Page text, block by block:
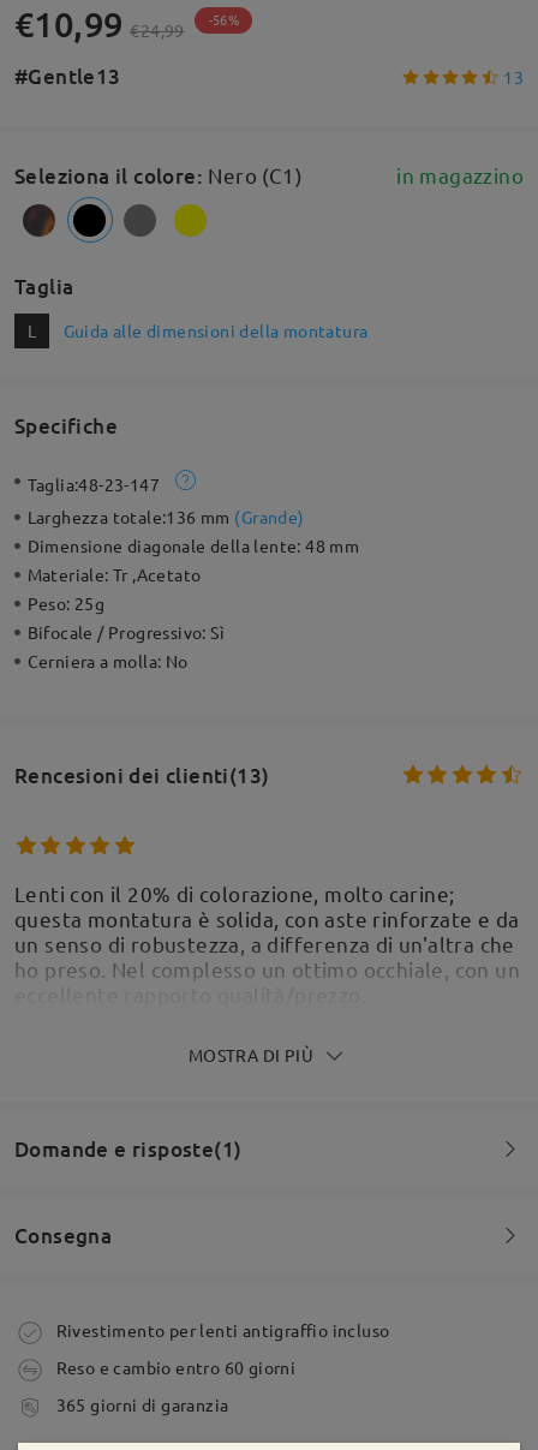
€10,99 €24,99 -56%
#Gentle13 13
Seleziona il colore: Nero (C1) in magazzino
Taglia
L Guida alle dimensioni della montatura
Specifiche
Taglia:48-23-147
Larghezza totale:136 mm (Grande)
Dimensione diagonale della lente:48 mm
Materiale:Tr ,Acetato
Peso: 25g
Bifocale / Progressivo:Sì
Cerniera a molla: No
Rencesioni dei clienti(13)
Lenti con il 20% di colorazione, molto carine;
questa montatura è solida, con aste rinforzate e da
un senso di robustezza, a differenza di un'altra che
ho preso. Nel complesso un ottimo occhiale, con un
un po’ piccola rispetto a come lo avevo
immaginato, ma tutto sommato non mi sta male. Lo
uso soprattutto alla guida. Per ora sono
soddisfatto.
bySimoneonJun 24 , 2026
MOSTRA DI PIÙ
Domande e risposte(1)
alla lente o comprende anche la circonferenza della
montatura, oppure come si vede in descrizione
dall’interno della lente all’esterno della montatura a
Consegna
Ordine effettuato
tempi di spedizione
Rivestimento per lenti antigraffio incluso
Reso e cambio entro 60 giorni
365 giorni di garanzia